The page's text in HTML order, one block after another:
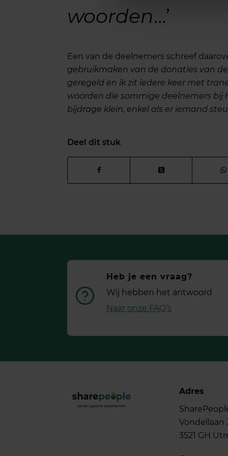
woorden…’
Een van de deelnemers schreef
gebruikmaken van de donaties van
geregeld en ik zit iedere keer met
woorden die sommige deelnemers bij
bijdrage klein, enkel als er iemand
Deel dit stuk
Heb je een vraag?
Wij hebben het antwoord
Naar onze FAQ’s
Adres
Vondellaan
3521 GH